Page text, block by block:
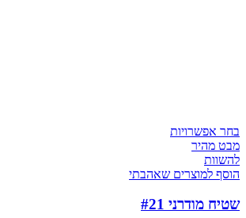
בחר אפשרויות
מבט מהיר
להשוות
הוסף למוצרים שאהבתי
שטיח מודרני #21